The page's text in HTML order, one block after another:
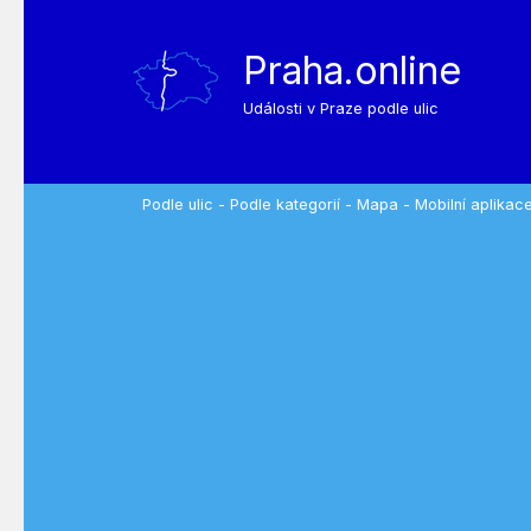
Praha.online
Události v Praze podle ulic
Podle ulic - Podle kategorií - Mapa - Mobilní